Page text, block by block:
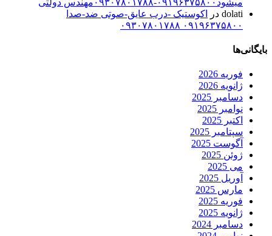
dolati در
اکوستیک -درب عایق-صوتی ضد-صدا
۰۹۱۹۶۳۷۵۸۰۰ ۰۹۳۰۷۸۰۱۷۸۸
بایگانی‌ها
فوریه 2026
ژانویه 2026
دسامبر 2025
نوامبر 2025
اکتبر 2025
سپتامبر 2025
آگوست 2025
ژوئن 2025
می 2025
آوریل 2025
مارس 2025
فوریه 2025
ژانویه 2025
دسامبر 2024